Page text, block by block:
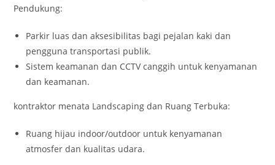
Pendukung:
Parkir luas dan aksesibilitas bagi pejalan kaki dan
pengguna transportasi publik.
Sistem keamanan dan CCTV canggih untuk kenyamanan
dan keamanan.
kontraktor menata Landscaping dan Ruang Terbuka:
Ruang hijau indoor/outdoor untuk kenyamanan
atmosfer dan kualitas udara.